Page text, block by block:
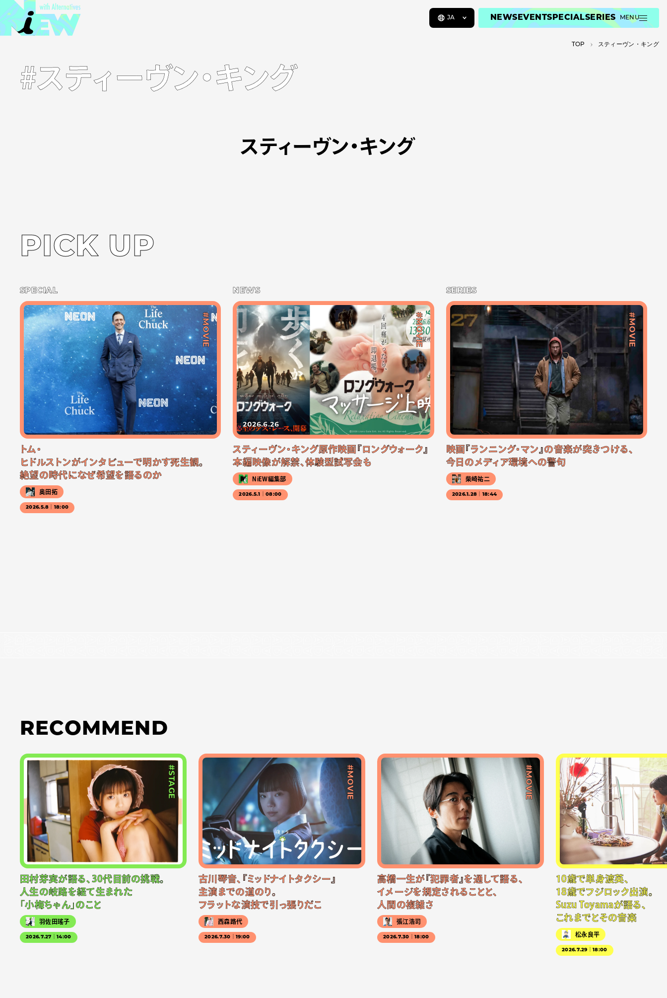
JA NEWSEVENTSPECIALSERIES MENU
TOP スティーヴン・キング
#スティーヴン・キング
スティーヴン・キング
PICK UP
SPECIAL
#MOVIE
トム・
ヒドルストンがインタビューで明かす死生観。
絶望の時代になぜ希望を語るのか
奥田拓
2026.5.8｜18:00
NEWS
#MOVIE
2026.6.26
スティーヴン・キング原作映画『ロングウォーク』
本編映像が解禁、体験型試写会も
NiEW編集部
2026.5.1｜08:00
SERIES
#MOVIE
映画『ランニング・マン』の音楽が突きつける、
今日のメディア環境への警句
柴崎祐二
2026.1.28｜18:44
RECOMMEND
#STAGE
田村芽実が語る、30代目前の挑戦。
人生の岐路を経て生まれた
「小梅ちゃん」のこと
羽佐田瑤子
2026.7.27｜14:00
#MOVIE
古川琴音、『ミッドナイトタクシー』
主演までの道のり。
フラットな演技で引っ張りだこ
西森路代
2026.7.30｜19:00
#MOVIE
高橋一生が『犯罪者』を通して語る、
イメージを規定されることと、
人間の複雑さ
張江浩司
2026.7.30｜18:00
10歳で単身渡英、
18歳でフジロック出演。
Suzu Toyamaが語る、
これまでとその音楽
松永良平
2026.7.29｜18:00